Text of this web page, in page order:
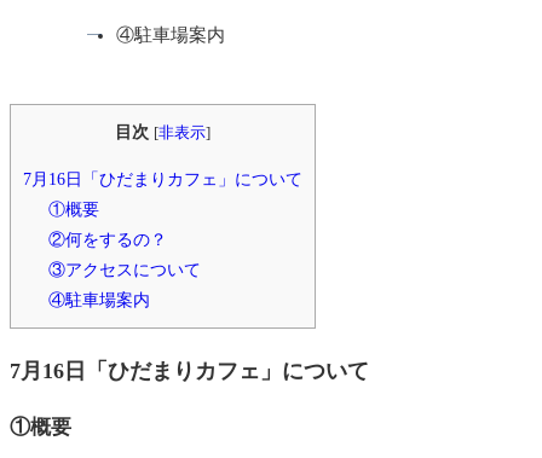
④駐車場案内
目次 [非表示]
7月16日「ひだまりカフェ」について
①概要
②何をするの？
③アクセスについて
④駐車場案内
7月16日「ひだまりカフェ」について
①概要